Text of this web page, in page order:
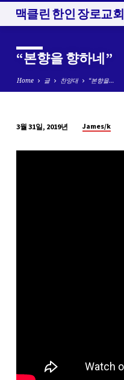
맥클린 한인 장로교회
“본향을 향하네”
Home 글 찬양대 “본향을…
향
3월 31일, 2019년 James/k